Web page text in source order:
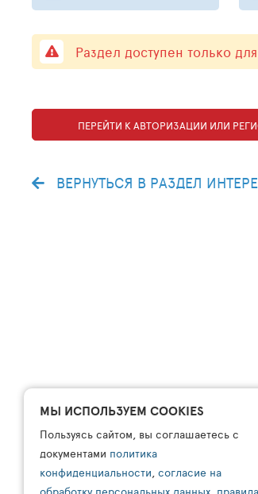
Раздел доступен только
ПЕРЕЙТИ К АВТОРИЗАЦИИ ИЛИ
ВЕРНУТЬСЯ В РАЗДЕЛ
МЫ ИСПОЛЬЗУЕМ COOKIES
Пользуясь сайтом, вы соглашаетесь с
документами политика
конфиденциальности, согласие на